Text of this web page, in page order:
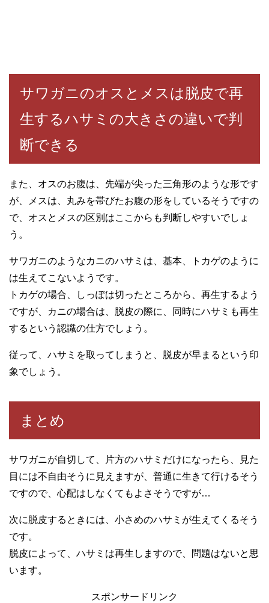
サワガニのオスとメスは脱皮で再
生するハサミの大きさの違いで判
断できる
また、オスのお腹は、先端が尖った三角形のような形です
が、メスは、丸みを帯びたお腹の形をしているそうですの
で、オスとメスの区別はここからも判断しやすいでしょ
う。
サワガニのようなカニのハサミは、基本、トカゲのように
は生えてこないようです。
トカゲの場合、しっぽは切ったところから、再生するよう
ですが、カニの場合は、脱皮の際に、同時にハサミも再生
するという認識の仕方でしょう。
従って、ハサミを取ってしまうと、脱皮が早まるという印
象でしょう。
まとめ
サワガニが自切して、片方のハサミだけになったら、見た
目には不自由そうに見えますが、普通に生きて行けるそう
ですので、心配はしなくてもよさそうですが…
次に脱皮するときには、小さめのハサミが生えてくるそう
です。
脱皮によって、ハサミは再生しますので、問題はないと思
います。
スポンサードリンク